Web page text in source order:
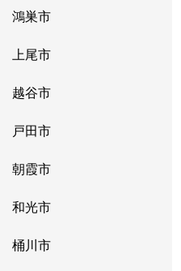
鴻巣市
上尾市
越谷市
戸田市
朝霞市
和光市
桶川市